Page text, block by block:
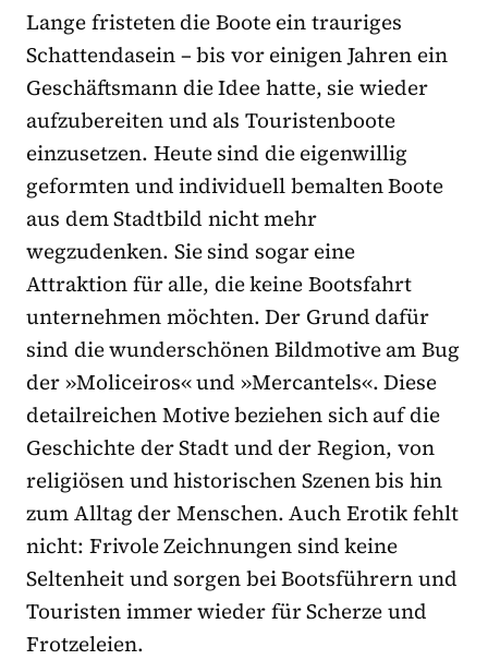
Lange fristeten die Boote ein trauriges
Schattendasein – bis vor einigen Jahren ein
Geschäftsmann die Idee hatte, sie wieder
aufzubereiten und als Touristenboote
einzusetzen. Heute sind die eigenwillig
geformten und individuell bemalten Boote
aus dem Stadtbild nicht mehr
wegzudenken. Sie sind sogar eine
Attraktion für alle, die keine Bootsfahrt
unternehmen möchten. Der Grund dafür
sind die wunderschönen Bildmotive am Bug
der »Moliceiros« und »Mercantels«. Diese
detailreichen Motive beziehen sich auf die
Geschichte der Stadt und der Region, von
religiösen und historischen Szenen bis hin
zum Alltag der Menschen. Auch Erotik fehlt
nicht: Frivole Zeichnungen sind keine
Seltenheit und sorgen bei Bootsführern und
Touristen immer wieder für Scherze und
Frotzeleien.